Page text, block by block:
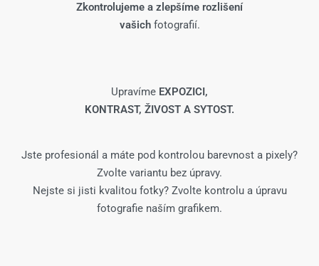
Zkontrolujeme a zlepšíme rozlišení
vašich fotografií.
Upravíme EXPOZICI,
KONTRAST, ŽIVOST A SYTOST.
Jste profesionál a máte pod kontrolou barevnost a pixely?
Zvolte variantu bez úpravy.
Nejste si jisti kvalitou fotky? Zvolte kontrolu a úpravu
fotografie naším grafikem.